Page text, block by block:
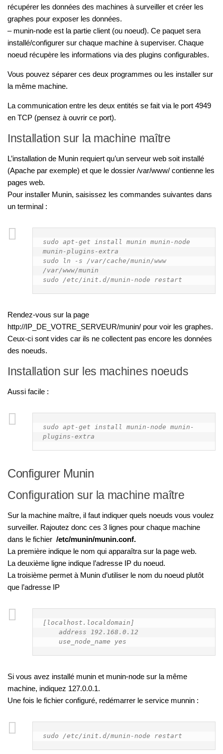
récupérer les données des machines à surveiller et créer les
graphes pour exposer les données.
– munin-node est la partie client (ou noeud). Ce paquet sera
installé/configurer sur chaque machine à superviser. Chaque
noeud récupère les informations via des plugins configurables.
Vous pouvez séparer ces deux programmes ou les installer sur
la même machine.
La communication entre les deux entités se fait via le port 4949
en TCP (pensez à ouvrir ce port).
Installation sur la machine maître
L’installation de Munin requiert qu’un serveur web soit installé
(Apache par exemple) et que le dossier /var/www/ contienne les
pages web.
Pour installer Munin, saisissez les commandes suivantes dans
un terminal :
sudo apt-get install munin munin-node
munin-plugins-extra
sudo ln -s /var/cache/munin/www
/var/www/munin
sudo /etc/init.d/munin-node restart
Rendez-vous sur la page
http://IP_DE_VOTRE_SERVEUR/munin/ pour voir les graphes.
Ceux-ci sont vides car ils ne collectent pas encore les données
des noeuds.
Installation sur les machines noeuds
Aussi facile :
sudo apt-get install munin-node munin-
plugins-extra
Configurer Munin
Configuration sur la machine maître
Sur la machine maître, il faut indiquer quels noeuds vous voulez
surveiller. Rajoutez donc ces 3 lignes pour chaque machine
dans le fichier /etc/munin/munin.conf.
La première indique le nom qui apparaîtra sur la page web.
La deuxième ligne indique l’adresse IP du noeud.
La troisième permet à Munin d’utiliser le nom du noeud plutôt
que l’adresse IP
[localhost.localdomain]
    use_node_name yes
Si vous avez installé munin et munin-node sur la même
machine, indiquez 127.0.0.1.
Une fois le fichier configuré, redémarrer le service munnin :
sudo /etc/init.d/munin-node restart